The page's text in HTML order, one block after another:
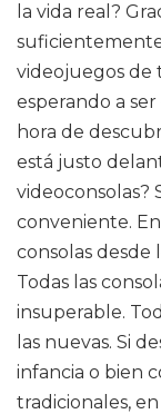
la vida real?
videojuegos de
esperando a
hora de
está justo
videoconsolas?
conveniente.
consolas desde
Todas las
insuperable.
las nuevas. Si
infancia o bien
tradicionales,